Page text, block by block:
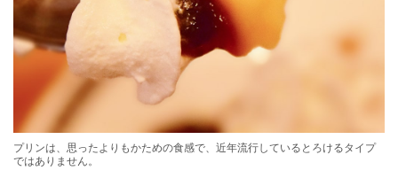
プリンは、思ったよりもかための食感で、近年流行しているとろけるタイプ
ではありません。